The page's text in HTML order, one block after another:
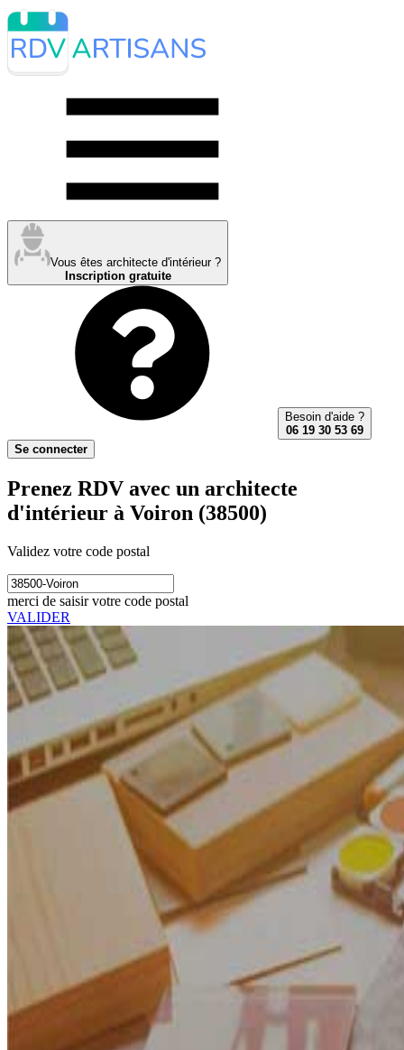
Vous êtes architecte d'intérieur ?
Inscription gratuite
Besoin d'aide ?
06 19 30 53 69
Se connecter
Prenez RDV avec un architecte
d'intérieur à Voiron (38500)
Validez votre code postal
merci de saisir votre code postal
VALIDER